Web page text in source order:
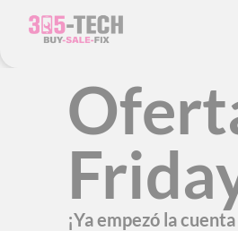
¡Ya empezó la